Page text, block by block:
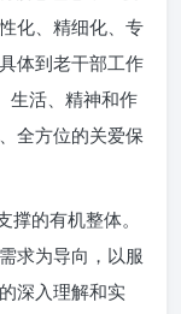
化、精细化、专
体到老干部工作
生活、精神和作
全方位的关爱保
撑的有机整体。
求为导向，以服
深入理解和实